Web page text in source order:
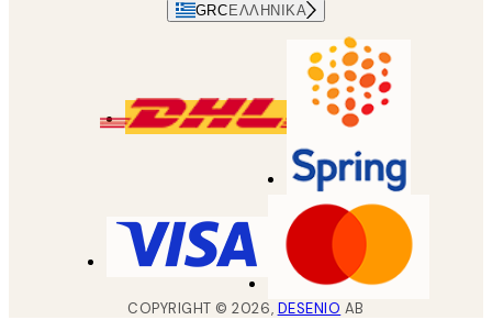
GRC ΕΛΛΗΝΙΚΆ
COPYRIGHT ©2026, DESENIO AB